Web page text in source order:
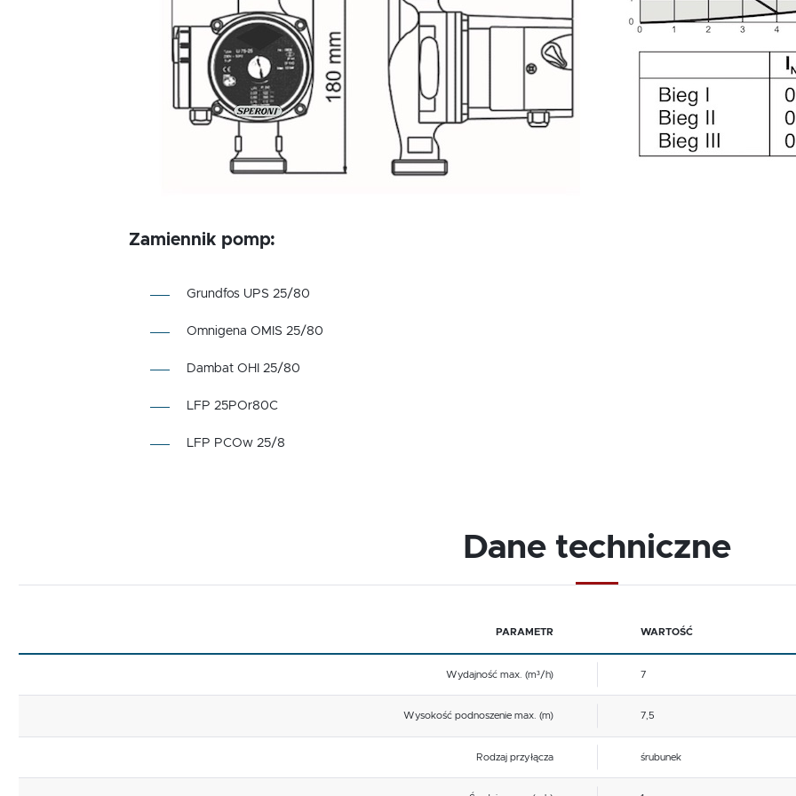
Zamiennik pomp:
Grundfos UPS 25/80
Omnigena OMIS 25/80
Dambat OHI 25/80
LFP 25POr80C
LFP PCOw 25/8
Dane techniczne
PARAMETR WARTOŚĆ
Wydajność max. (m³/h) 7
Wysokość podnoszenie max. (m) 7,5
Rodzaj przyłącza śrubunek